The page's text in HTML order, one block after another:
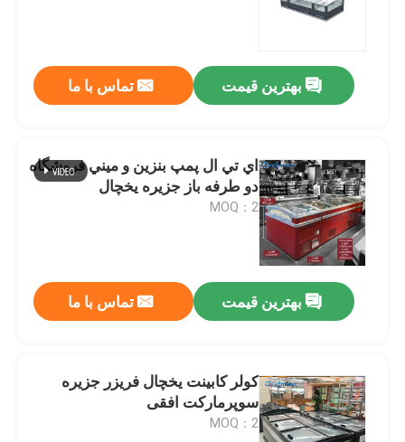
بهترین قیمت تماس با ما
اي تي ال پمپ بنزين و ميني فروشگاه
دو طرفه باز جزيره يخچال
MOQ：2
بهترین قیمت تماس با ما
کولر کابینت یخچال فریزر جزیره
سوپرمارکت افقی
MOQ：2